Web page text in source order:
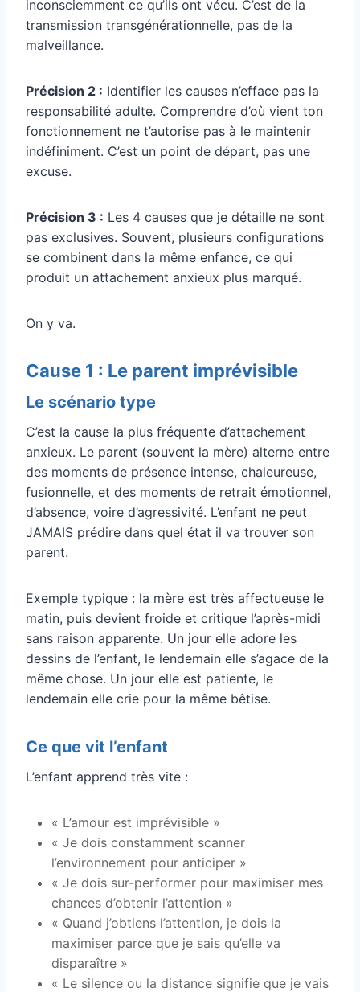
inconsciemment ce qu’ils ont vécu. C’est de la
transmission transgénérationnelle, pas de la
malveillance.
Précision 2 : Identifier les causes n’efface pas la
responsabilité adulte. Comprendre d’où vient ton
fonctionnement ne t’autorise pas à le maintenir
indéfiniment. C’est un point de départ, pas une
excuse.
Précision 3 : Les 4 causes que je détaille ne sont
pas exclusives. Souvent, plusieurs configurations
se combinent dans la même enfance, ce qui
produit un attachement anxieux plus marqué.
On y va.
Cause 1 : Le parent imprévisible
Le scénario type
C’est la cause la plus fréquente d’attachement
anxieux. Le parent (souvent la mère) alterne entre
des moments de présence intense, chaleureuse,
fusionnelle, et des moments de retrait émotionnel,
d’absence, voire d’agressivité. L’enfant ne peut
JAMAIS prédire dans quel état il va trouver son
parent.
Exemple typique : la mère est très affectueuse le
matin, puis devient froide et critique l’après-midi
sans raison apparente. Un jour elle adore les
dessins de l’enfant, le lendemain elle s’agace de la
même chose. Un jour elle est patiente, le
lendemain elle crie pour la même bêtise.
Ce que vit l’enfant
L’enfant apprend très vite :
« L’amour est imprévisible »
« Je dois constamment scanner
l’environnement pour anticiper »
« Je dois sur-performer pour maximiser mes
chances d’obtenir l’attention »
« Quand j’obtiens l’attention, je dois la
maximiser parce que je sais qu’elle va
disparaître »
« Le silence ou la distance signifie que je vais